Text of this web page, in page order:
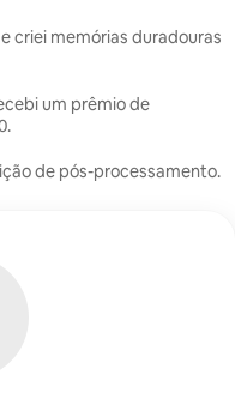
criei memórias duradouras
um prêmio de
de pós-processamento.